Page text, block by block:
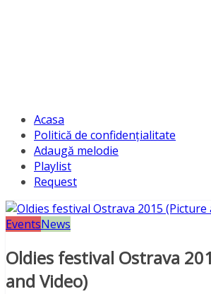
Acasa
Politică de confidențialitate
Adaugă melodie
Playlist
Request
EventsNews
Oldies festival Ostrava
and Video)